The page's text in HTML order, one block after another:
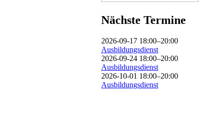
Nächste Termine
2026-09-17 18:00–20:00
Ausbildungsdienst
2026-09-24 18:00–20:00
Ausbildungsdienst
2026-10-01 18:00–20:00
Ausbildungsdienst